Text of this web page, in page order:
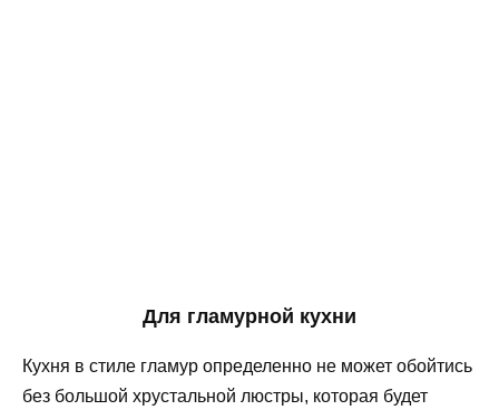
Для гламурной кухни
Кухня в стиле гламур определенно не может обойтись
без большой хрустальной люстры, которая будет